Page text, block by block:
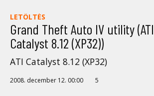
LETÖLTÉS
Grand Theft Auto IV utility (ATI
Catalyst 8.12 (XP32))
ATI Catalyst 8.12 (XP32)
2008. december 12. 00:00 5